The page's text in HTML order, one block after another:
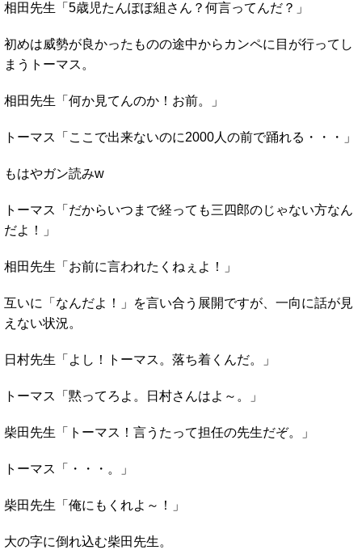
相田先生「5歳児たんぽぽ組さん？何言ってんだ？」
初めは威勢が良かったものの途中からカンペに目が行ってし
まうトーマス。
相田先生「何か見てんのか！お前。」
トーマス「ここで出来ないのに2000人の前で踊れる・・・」
もはやガン読みw
トーマス「だからいつまで経っても三四郎のじゃない方なん
だよ！」
相田先生「お前に言われたくねぇよ！」
互いに「なんだよ！」を言い合う展開ですが、一向に話が見
えない状況。
日村先生「よし！トーマス。落ち着くんだ。」
トーマス「黙ってろよ。日村さんはよ～。」
柴田先生「トーマス！言うたって担任の先生だぞ。」
トーマス「・・・。」
柴田先生「俺にもくれよ～！」
大の字に倒れ込む柴田先生。